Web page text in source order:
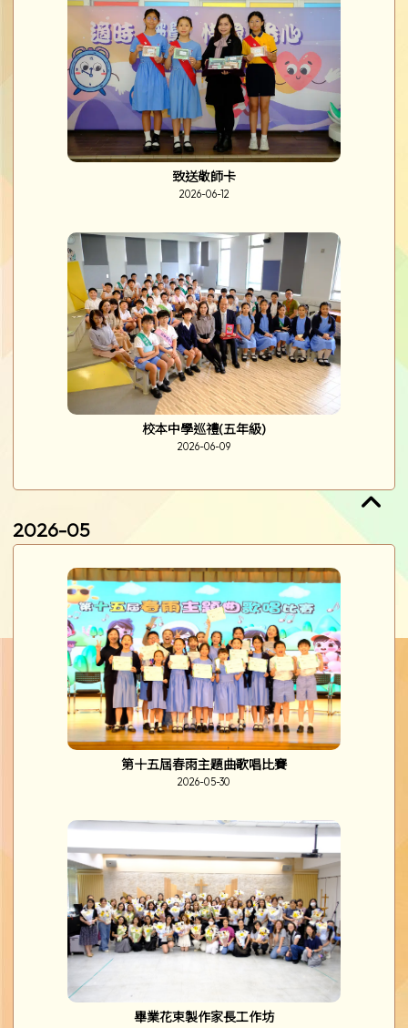
致送敬師卡
2026-06-12
校本中學巡禮(五年級)
2026-06-09
2026-05
第十五屆春雨主題曲歌唱比賽
2026-05-30
畢業花束製作家長工作坊